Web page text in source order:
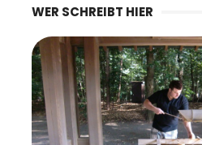
WER SCHREIBT HIER